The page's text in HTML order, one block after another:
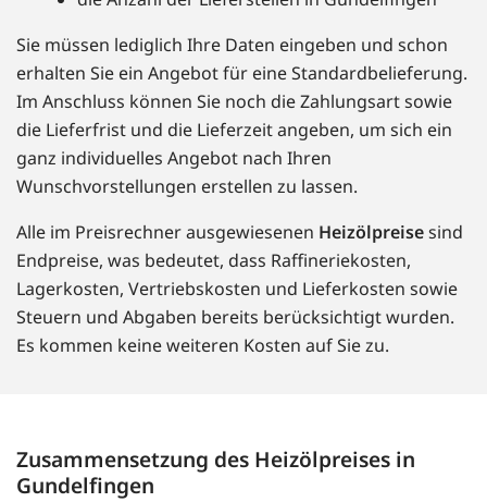
Sie müssen lediglich Ihre Daten eingeben und schon
erhalten Sie ein Angebot für eine Standardbelieferung.
Im Anschluss können Sie noch die Zahlungsart sowie
die Lieferfrist und die Lieferzeit angeben, um sich ein
ganz individuelles Angebot nach Ihren
Wunschvorstellungen erstellen zu lassen.
Alle im Preisrechner ausgewiesenen Heizölpreisesind
Endpreise, was bedeutet, dass Raffineriekosten,
Lagerkosten, Vertriebskosten und Lieferkosten sowie
Steuern und Abgaben bereits berücksichtigt wurden.
Es kommen keine weiteren Kosten auf Sie zu.
Zusammensetzung des Heizölpreises in
Gundelfingen